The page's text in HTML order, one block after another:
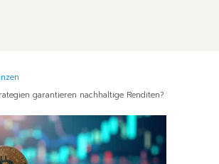
garantieren nachhaltige Renditen?